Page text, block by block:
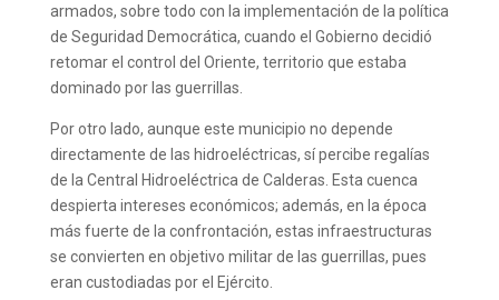
armados, sobre todo con la implementación de la política
de Seguridad Democrática, cuando el Gobierno decidió
retomar el control del Oriente, territorio que estaba
dominado por las guerrillas.
Por otro lado, aunque este municipio no depende
directamente de las hidroeléctricas, sí percibe regalías
de la Central Hidroeléctrica de Calderas. Esta cuenca
despierta intereses económicos; además, en la época
más fuerte de la confrontación, estas infraestructuras
se convierten en objetivo militar de las guerrillas, pues
eran custodiadas por el Ejército.